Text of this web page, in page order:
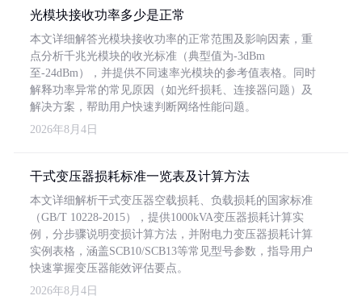
光模块接收功率多少是正常
本文详细解答光模块接收功率的正常范围及影响因素，重
点分析千兆光模块的收光标准（典型值为-3dBm
至-24dBm），并提供不同速率光模块的参考值表格。同时
解释功率异常的常见原因（如光纤损耗、连接器问题）及
解决方案，帮助用户快速判断网络性能问题。
2026年8月4日
干式变压器损耗标准一览表及计算方法
本文详细解析干式变压器空载损耗、负载损耗的国家标准
（GB/T 10228-2015），提供1000kVA变压器损耗计算实
例，分步骤说明变损计算方法，并附电力变压器损耗计算
实例表格，涵盖SCB10/SCB13等常见型号参数，指导用户
快速掌握变压器能效评估要点。
2026年8月4日